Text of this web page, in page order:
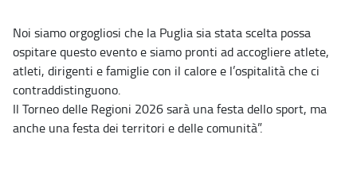
Noi siamo orgogliosi che la Puglia sia stata scelta possa
ospitare questo evento e siamo pronti ad accogliere atlete,
atleti, dirigenti e famiglie con il calore e l’ospitalità che ci
contraddistinguono.
Il Torneo delle Regioni 2026 sarà una festa dello sport, ma
anche una festa dei territori e delle comunità”.